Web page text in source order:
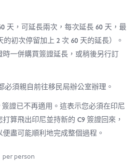
天，可延長兩次，每次延長 60 天，最
的初次停留加上 2 次 60 天的延長）。
一併購買簽證延長，或稍後另行訂
必須親自前往移民局辦公室辦理。
簽證已不再適用。這表示您必須在印尼
算飛出印尼並持新的 C9 簽證回來，
盡可能順利地完成整個過程。
per person